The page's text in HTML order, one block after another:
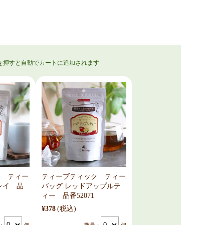
ティー
イ 品
ティーブティック ティー
バッグ レッドアップルテ
ィー 品番52071
¥378 (税込)